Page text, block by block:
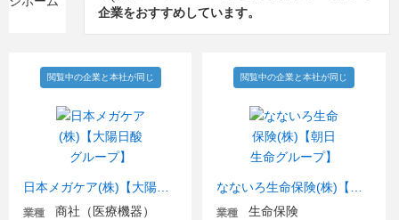
企業をおすすめしています。
閲覧中の企業と本社が同じ
業種 商社（医療機器）
閲覧中の企業と本社が同じ
業種 生命保険